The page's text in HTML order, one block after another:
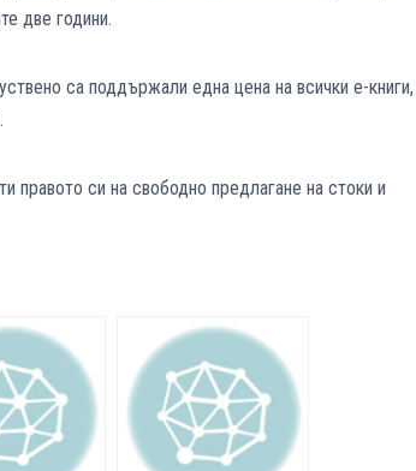
две години.
са поддържали една цена на всички е-книги,
правото си на свободно предлагане на стоки и